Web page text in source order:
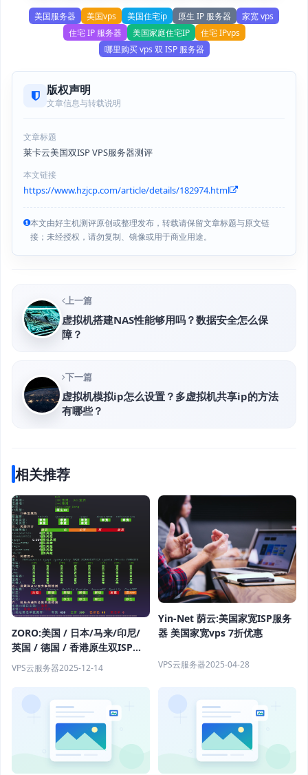
美国服务器 美国vps 美国住宅ip 原生 IP 服务器
家宽 vps
住宅 IP 服务器
美国家庭住宅IP
住宅 IPvps
哪里购买 vps 双 ISP 服务器
版权声明
文章信息与转载说明
文章标题
莱卡云美国双ISP VPS服务器测评
本文链接
https://www.hzjcp.com/article/details/182974.html
本文由好主机测评原创或整理发布，转载请保留文章标题与原文链
接；未经授权，请勿复制、镜像或用于商业用途。
上一篇
虚拟机搭建NAS性能够用吗？数据安全怎么保
障？
下一篇
虚拟机模拟ip怎么设置？多虚拟机共享ip的方法
有哪些？
相关推荐
ZORO:美国 / 日本/马来/印尼/
英国 / 德国 / 香港原生双ISP｜
住宅IP VPS｜盲盒活动｜月付
28.8起
VPS云服务器2025-12-14
Yin-Net 荫云:美国家宽ISP服务
器 美国家宽vps 7折优惠
VPS云服务器2025-04-28